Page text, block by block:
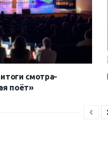
смотра-
поёт»